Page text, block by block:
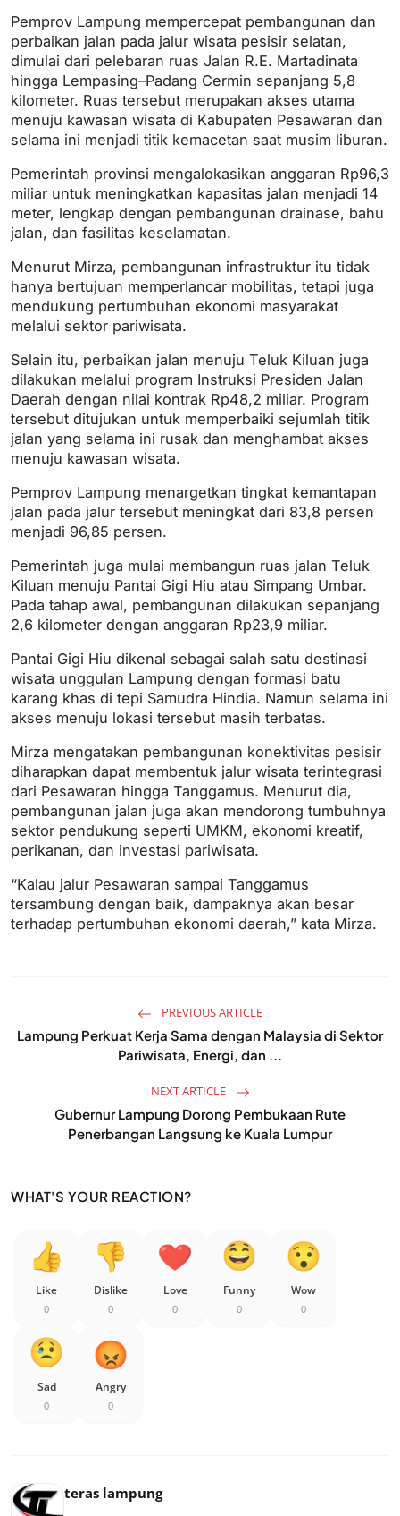
Pemprov Lampung mempercepat pembangunan dan
perbaikan jalan pada jalur wisata pesisir selatan,
dimulai dari pelebaran ruas Jalan R.E. Martadinata
hingga Lempasing–Padang Cermin sepanjang 5,8
kilometer. Ruas tersebut merupakan akses utama
menuju kawasan wisata di Kabupaten Pesawaran dan
selama ini menjadi titik kemacetan saat musim liburan.
Pemerintah provinsi mengalokasikan anggaran Rp96,3
miliar untuk meningkatkan kapasitas jalan menjadi 14
meter, lengkap dengan pembangunan drainase, bahu
jalan, dan fasilitas keselamatan.
Menurut Mirza, pembangunan infrastruktur itu tidak
hanya bertujuan memperlancar mobilitas, tetapi juga
mendukung pertumbuhan ekonomi masyarakat
melalui sektor pariwisata.
Selain itu, perbaikan jalan menuju Teluk Kiluan juga
dilakukan melalui program Instruksi Presiden Jalan
Daerah dengan nilai kontrak Rp48,2 miliar. Program
tersebut ditujukan untuk memperbaiki sejumlah titik
jalan yang selama ini rusak dan menghambat akses
menuju kawasan wisata.
Pemprov Lampung menargetkan tingkat kemantapan
jalan pada jalur tersebut meningkat dari 83,8 persen
menjadi 96,85 persen.
Pemerintah juga mulai membangun ruas jalan Teluk
Kiluan menuju Pantai Gigi Hiu atau Simpang Umbar.
Pada tahap awal, pembangunan dilakukan sepanjang
2,6 kilometer dengan anggaran Rp23,9 miliar.
Pantai Gigi Hiu dikenal sebagai salah satu destinasi
wisata unggulan Lampung dengan formasi batu
karang khas di tepi Samudra Hindia. Namun selama ini
akses menuju lokasi tersebut masih terbatas.
Mirza mengatakan pembangunan konektivitas pesisir
diharapkan dapat membentuk jalur wisata terintegrasi
dari Pesawaran hingga Tanggamus. Menurut dia,
pembangunan jalan juga akan mendorong tumbuhnya
sektor pendukung seperti UMKM, ekonomi kreatif,
perikanan, dan investasi pariwisata.
“Kalau jalur Pesawaran sampai Tanggamus
tersambung dengan baik, dampaknya akan besar
terhadap pertumbuhan ekonomi daerah,” kata Mirza.
PREVIOUS ARTICLE
Lampung Perkuat Kerja Sama dengan Malaysia di Sektor
Pariwisata, Energi, dan ...
NEXT ARTICLE
Gubernur Lampung Dorong Pembukaan Rute
Penerbangan Langsung ke Kuala Lumpur
WHAT'S YOUR REACTION?
Like
0
Dislike
0
Love
0
Funny
0
Wow
0
Sad
0
Angry
0
teras lampung